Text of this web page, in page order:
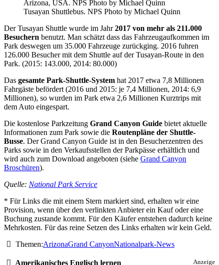
Tusayan Shuttlebus. NPS Photo by Michael Quinn
Der Tusayan Shuttle wurde im Jahr2017 von mehr als 211.000
Besuchern benutzt. Man schätzt dass das Fahrzeugaufkommen im
Park deswegen um 35.000 Fahrzeuge zurückging. 2016 fuhren
126.000 Besucher mit dem Shuttle auf der Tusayan-Route in den
Park. (2015: 143.000, 2014: 80.000)
Das gesamte Park-Shuttle-System hat 2017 etwa 7,8 Millionen
Fahrgäste befördert (2016 und 2015: je 7,4 Millionen, 2014: 6,9
Millionen), so wurden im Park etwa 2,6 Millionen Kurztrips mit
dem Auto eingespart.
Die kostenlose Parkzeitung Grand Canyon Guide bietet aktuelle
Informationen zum Park sowie die Routenpläne der Shuttle-
Busse. Der Grand Canyon Guide ist in den Besucherzentren des
Parks sowie in den Verkaufsstellen der Parkpässe erhältlich und
wird auch zum Download angeboten (siehe Grand Canyon
Broschüren).
Quelle: National Park Service
* Für Links die mit einem Stern markiert sind, erhalten wir eine
Provision, wenn über den verlinkten Anbieter ein Kauf oder eine
Buchung zustande kommt. Für den Käufer entstehen dadurch keine
Mehrkosten. Für das reine Setzen des Links erhalten wir kein Geld.
Themen:ArizonaGrand CanyonNationalpark-News
Anzeige
Amerikanisches Englisch lernen